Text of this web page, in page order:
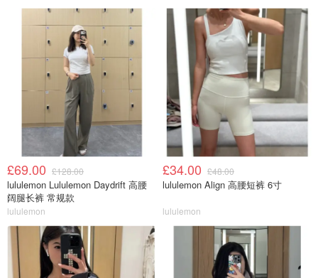
£69.00 £128.00
lululemon Lululemon Daydrift 高腰
阔腿长裤 常规款
lululemon
£34.00 £48.00
lululemon Align 高腰短裤 6寸
lululemon